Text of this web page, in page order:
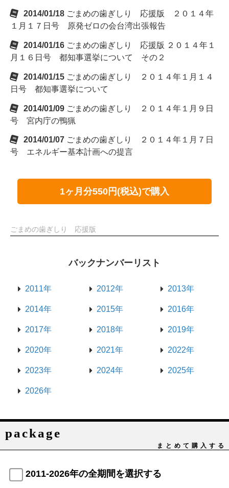
2014/01/18 ごまめの歯ぎしり 応援版 ２０１４年
１月１７日号 原発ゼロの会台湾出張報告
2014/01/16 ごまめの歯ぎしり 応援版 ２０１４年１
月１６日号 都知事選挙について その２
2014/01/15 ごまめの歯ぎしり ２０１４年１月１４
日号 都知事選挙について
2014/01/09 ごまめの歯ぎしり ２０１４年１月９日
号 宮内庁の鴨猟
2014/01/07 ごまめの歯ぎしり ２０１４年１月７日
号 エネルギー基本計画への提言
1ヶ月分550円(税込)で購入
ごまめの歯ぎしり 応援版
バックナンバーリスト
2011年 2012年 2013年
2014年 2015年 2016年
2017年 2018年 2019年
2020年 2021年 2022年
2023年 2024年 2025年
2026年
package
まとめて購入する
2011-2026年の全期間を選択する